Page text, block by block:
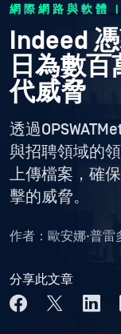
網際網路與軟體 |
Indeed
日為數
代威脅
透過
與招聘領域的
上傳檔案，確
擊的威脅。
作者： 歐安娜·普雷
分享此文章